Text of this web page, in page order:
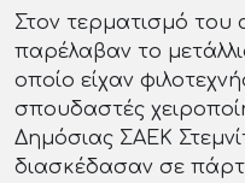
Στον τερματισμό του
παρέλαβαν το
οποίο είχαν
σπουδαστές
Δημόσιας ΣΑΕΚ
διασκέδασαν σε